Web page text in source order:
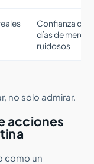
Confianza
días de
ruidosos
no solo admirar.
acciones
como un